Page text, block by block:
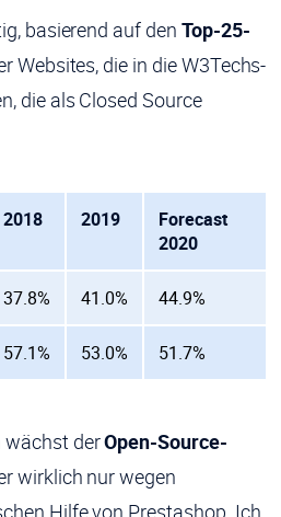
basierend auf den Top-25-
Websites, die in die W3Techs-
die als Closed Source
2018 2019
Forecast
2020
37.8% 41.0% 44.9%
57.1% 53.0% 51.7%
wächst derOpen-Source-
wirklich nur wegen
Hilfe von Prestashop. Ich